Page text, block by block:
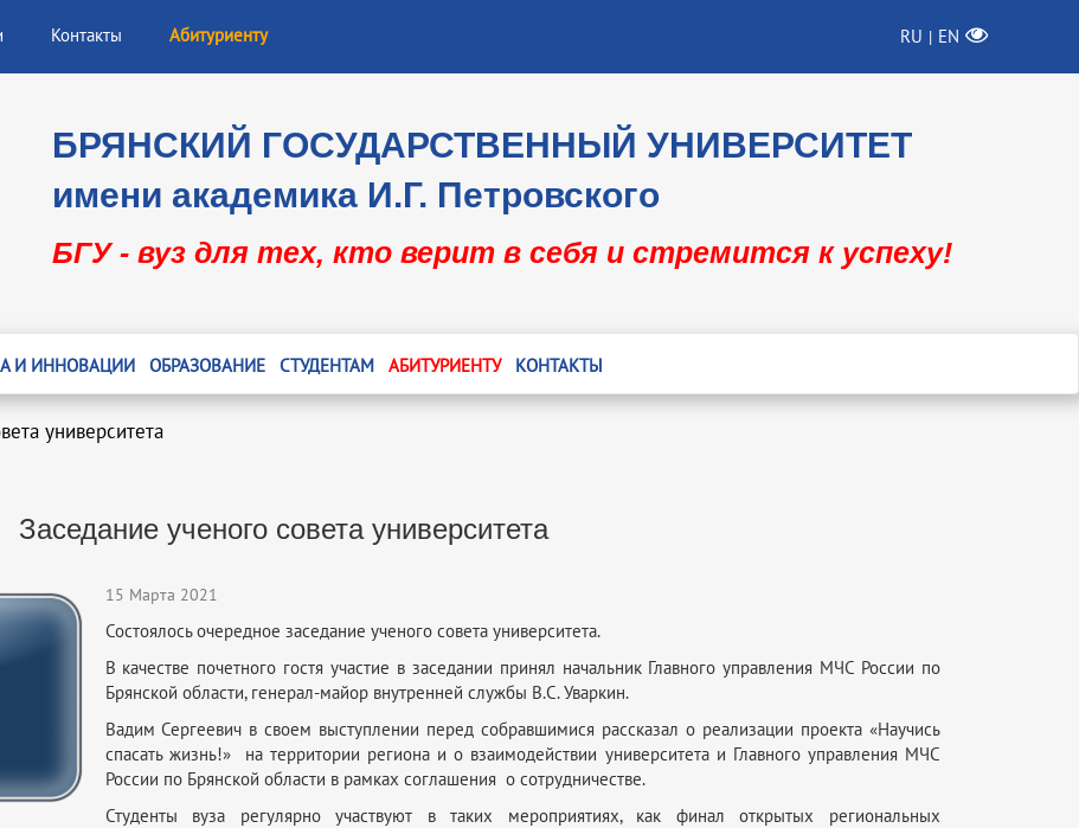
Контакты Абитуриенту RU | EN
БРЯНСКИЙ ГОСУДАРСТВЕННЫЙ УНИВЕРСИТЕТ
имени академика И.Г. Петровского
БГУ - вуз для тех, кто верит в себя и стремится к успеху!
И ИННОВАЦИИ ОБРАЗОВАНИЕ СТУДЕНТАМ АБИТУРИЕНТУ КОНТАКТЫ
университета
Заседание ученого совета университета
15 Марта 2021
Состоялось очередное заседание ученого совета университета.
В качестве почетного гостя участие в заседании принял начальник Главного управления МЧС России по
Брянской области, генерал-майор внутренней службы В.С. Уваркин.
Вадим Сергеевич в своем выступлении перед собравшимися рассказал о реализации проекта «Научись
спасать жизнь!» на территории региона и о взаимодействии университета и Главного управления МЧС
России по Брянской области в рамках соглашения о сотрудничестве.
Студенты вуза регулярно участвуют в таких мероприятиях, как финал открытых региональных